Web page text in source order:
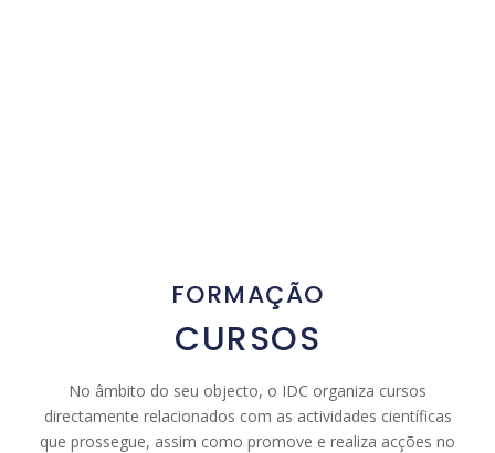
FORMAÇÃO
CURSOS
No âmbito do seu objecto, o IDC organiza cursos
directamente relacionados com as actividades científicas
que prossegue, assim como promove e realiza acções no